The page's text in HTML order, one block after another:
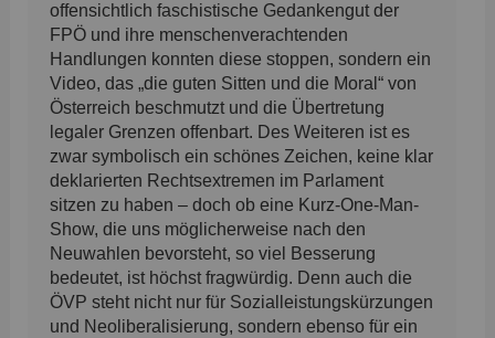
offensichtlich faschistische Gedankengut der
FPÖ und ihre menschenverachtenden
Handlungen konnten diese stoppen, sondern ein
Video, das „die guten Sitten und die Moral“ von
Österreich beschmutzt und die Übertretung
legaler Grenzen offenbart. Des Weiteren ist es
zwar symbolisch ein schönes Zeichen, keine klar
deklarierten Rechtsextremen im Parlament
sitzen zu haben – doch ob eine Kurz-One-Man-
Show, die uns möglicherweise nach den
Neuwahlen bevorsteht, so viel Besserung
bedeutet, ist höchst fragwürdig. Denn auch die
ÖVP steht nicht nur für Sozialleistungskürzungen
und Neoliberalisierung, sondern ebenso für ein